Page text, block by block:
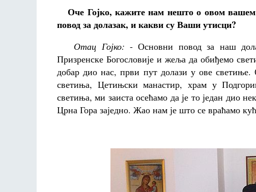
Оче Гојко, кажите нам нешто о овом
повод за долазак, и какви су Ваши утисци?
Отац Гојко: - Основни повод за наш
Призренске Богословије и жеља да обиђемо
добар дио нас, први пут долази у ове
светиња, Цетињски манастир, храм у
светиња, ми заиста осећамо да је то један дио
Црна Гора заједно. Жао нам је што се враћамо